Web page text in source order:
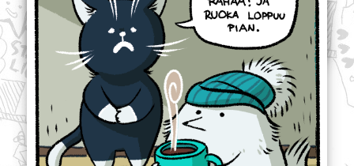
draama elämä ,filosofia huumori kauhu,nuketus
politiikka
sanataide, strippi